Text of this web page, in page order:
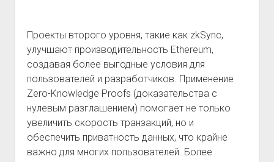
Проекты второго уровня, такие как zkSync,
улучшают производительность Ethereum,
создавая более выгодные условия для
пользователей и разработчиков. Применение
Zero-Knowledge Proofs (доказательства с
нулевым разглашением) помогает не только
увеличить скорость транзакций, но и
обеспечить приватность данных, что крайне
важно для многих пользователей. Более